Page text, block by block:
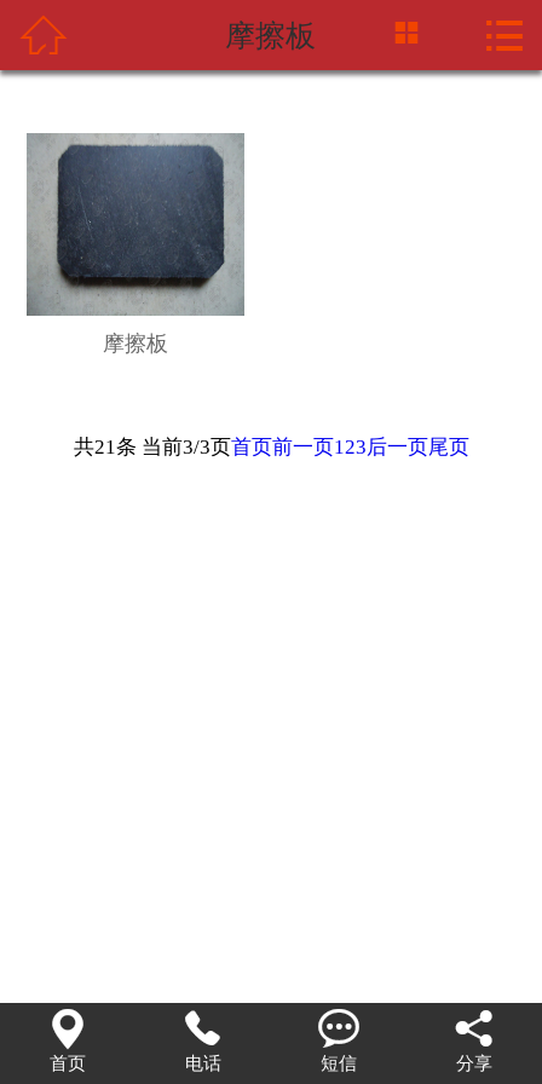
网站首页
 摩擦板  
摩擦板
共21条 当前3/3页首页前一页1 23后一页尾页

首页

电话

短信

分享